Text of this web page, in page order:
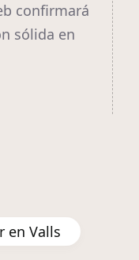
confirmará
sólida en
en Valls